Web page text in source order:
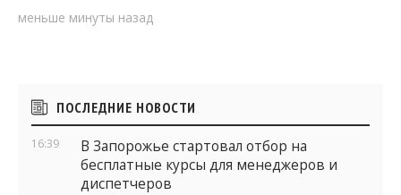
меньше минуты назад
Боковые
виджеты
ПОСЛЕДНИЕ НОВОСТИ
16:39
В Запорожье стартовал отбор на
бесплатные курсы для менеджеров и
диспетчеров